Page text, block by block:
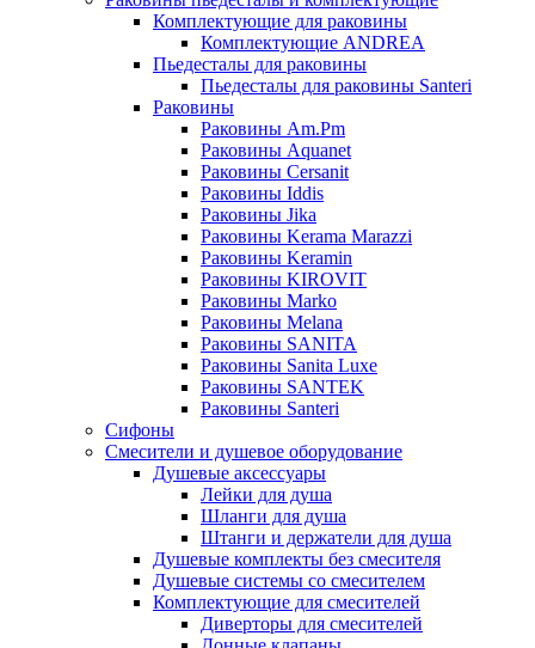
Комплектующие для раковины
Комплектующие ANDREA
Пьедесталы для раковины
Пьедесталы для раковины Santeri
Раковины
Раковины Am.Pm
Раковины Aquanet
Раковины Cersanit
Раковины Iddis
Раковины Jika
Раковины Kerama Marazzi
Раковины Keramin
Раковины KIROVIT
Раковины Marko
Раковины Melana
Раковины SANITA
Раковины Sanita Luxe
Раковины SANTEK
Раковины Santeri
Сифоны
Смесители и душевое оборудование
Душевые аксессуары
Лейки для душа
Шланги для душа
Штанги и держатели для душа
Душевые комплекты без смесителя
Душевые системы со смесителем
Комплектующие для смесителей
Диверторы для смесителей